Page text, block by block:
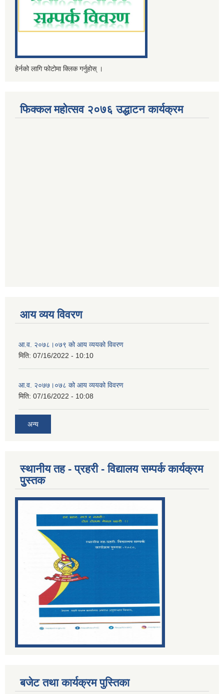
हेर्नको लागि फोटोमा क्लिक गर्नुहोस् ।
फिक्कल महोत्सव २०७६ उद्धाटन कार्यक्रम
आय व्यय विवरण
आ.व. २०७८।०७९ को आय व्ययको विवरण
मिति: 07/16/2022 - 10:10
आ.व. २०७७।०७८ को आय व्ययको विवरण
मिति: 07/16/2022 - 10:08
अन्य
स्थानीय तह - प्रहरी - विद्यालय सम्पर्क कार्यक्रम
पुुस्तक
बजेट तथा कार्यक्रम पुस्तिका